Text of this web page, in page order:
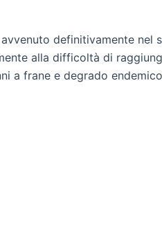
definitivamente nel
alla difficoltà di
a frane e degrado